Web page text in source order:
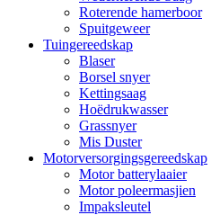
Roterende hamerboor
Spuitgeweer
Tuingereedskap
Blaser
Borsel snyer
Kettingsaag
Hoëdrukwasser
Grassnyer
Mis Duster
Motorversorgingsgereedskap
Motor batterylaaier
Motor poleermasjien
Impaksleutel